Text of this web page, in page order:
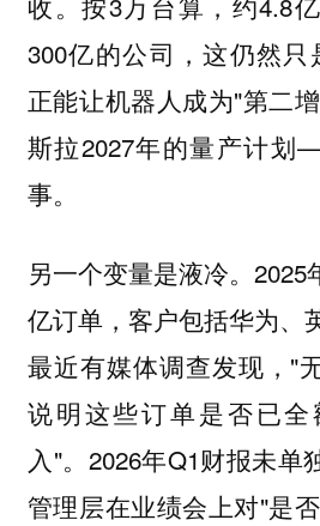
300亿的公司，这仍然只
正能让机器人成为"第二
斯拉2027年的量产计
事。
另一个变量是液冷。2025
亿订单，客户包括华为、
最近有媒体调查发现，"
说明这些订单是否已
入"。2026年Q1财报未单
管理层在业绩会上对"是